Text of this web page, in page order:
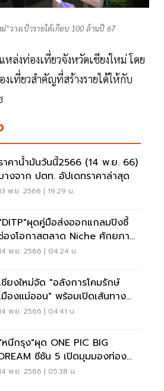
"วางเป้ารายได้เกือบ 100 ล้านปี 67
ล่งท่องเที่ยวจังหวัดเชียงใหม่ โดย
เที่ยวสำคัญที่สร้างรายได้ให้กับ
าคาน้ำมันวันนี้2566 (14 พ.ย. 66)
างจาก ปตท. อัปเดทราคาล่าสุด
พ.ย. 2566 | 19:29 น.
ผุดคู่มือส่งออกแกลมปิงชี้
องโอกาสตลาด Niche ศักยภาพ
งพ.ย. 2566 | 04:24 น.
ชียงใหม่จัด "อลังการโคมรักษ์
มืองแม่ออน" พร้อมเปิดเส้นทาง
องเที่ยวใหม่
พ.ย. 2566 | 04:41 น.
นีกรุง"ผุด ONE PIC BIG
ซีซัน 5 เปิดมุมมองท่อง
ที่ยวใหม่
พ.ย. 2566 | 05:38 น.